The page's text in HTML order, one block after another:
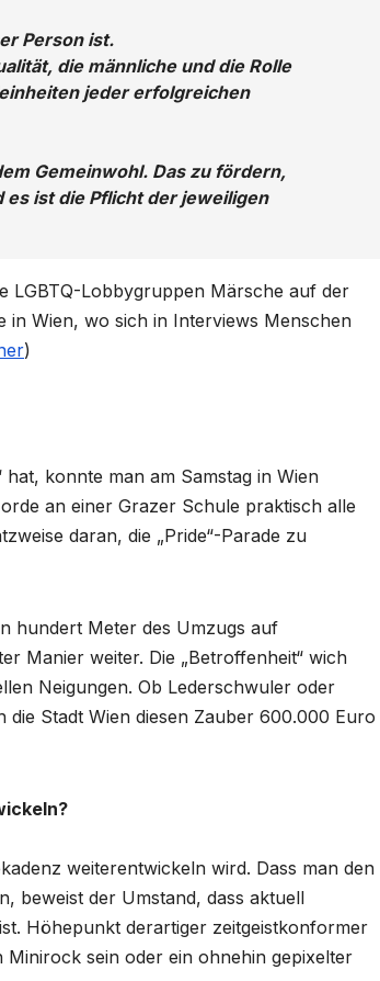
Person ist.
die männliche und die Rolle
jeder erfolgreichen
Gemeinwohl. Das zu fördern,
ist die Pflicht der jeweiligen
LGBTQ-Lobbygruppen Märsche auf der
in Wien, wo sich in Interviews Menschen
)
konnte man am Samstag in Wien
an einer Grazer Schule praktisch alle
daran, die „Pride“-Parade zu
hundert Meter des Umzugs auf
Manier weiter. Die „Betroffenheit“ wich
Neigungen. Ob Lederschwuler oder
Stadt Wien diesen Zauber 600.000 Euro
weiterentwickeln wird. Dass man den
beweist der Umstand, dass aktuell
Höhepunkt derartiger zeitgeistkonformer
Minirock sein oder ein ohnehin gepixelter